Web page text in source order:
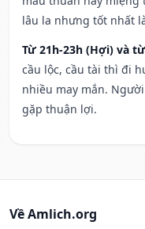
lâu la nhưng tốt nhất
Từ 21h-23h (Hợi) và
cầu lộc, cầu tài thì đi
nhiều may mắn.
gặp thuận lợi.
Về Amlich.org